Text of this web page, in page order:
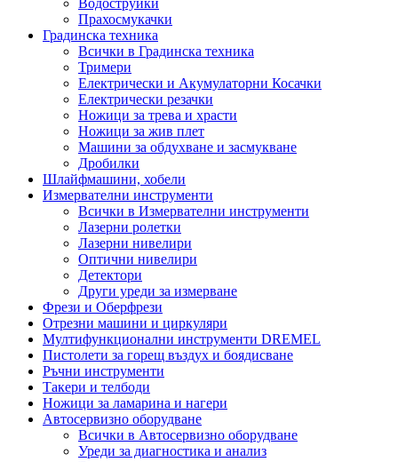
Водоструйки
Прахосмукачки
Градинска техника
Всички в Градинска техника
Тримери
Електрически и Акумулаторни Косачки
Електрически резачки
Ножици за трева и храсти
Ножици за жив плет
Машини за обдухване и засмукване
Дробилки
Шлайфмашини, хобели
Измервателни инструменти
Всички в Измервателни инструменти
Лазерни ролетки
Лазерни нивелири
Оптични нивелири
Детектори
Други уреди за измерване
Фрези и Оберфрези
Отрезни машини и циркуляри
Мултифункционални инструменти DREMEL
Пистолети за горещ въздух и боядисване
Ръчни инструменти
Такери и телбоди
Ножици за ламарина и нагери
Автосервизно оборудване
Всички в Автосервизно оборудване
Уреди за диагностика и анализ